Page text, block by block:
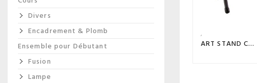
ART STAND CARRÉ
Divers
Encadrement & Plomb
Ensemble pour Débutant
Fusion
Lampe